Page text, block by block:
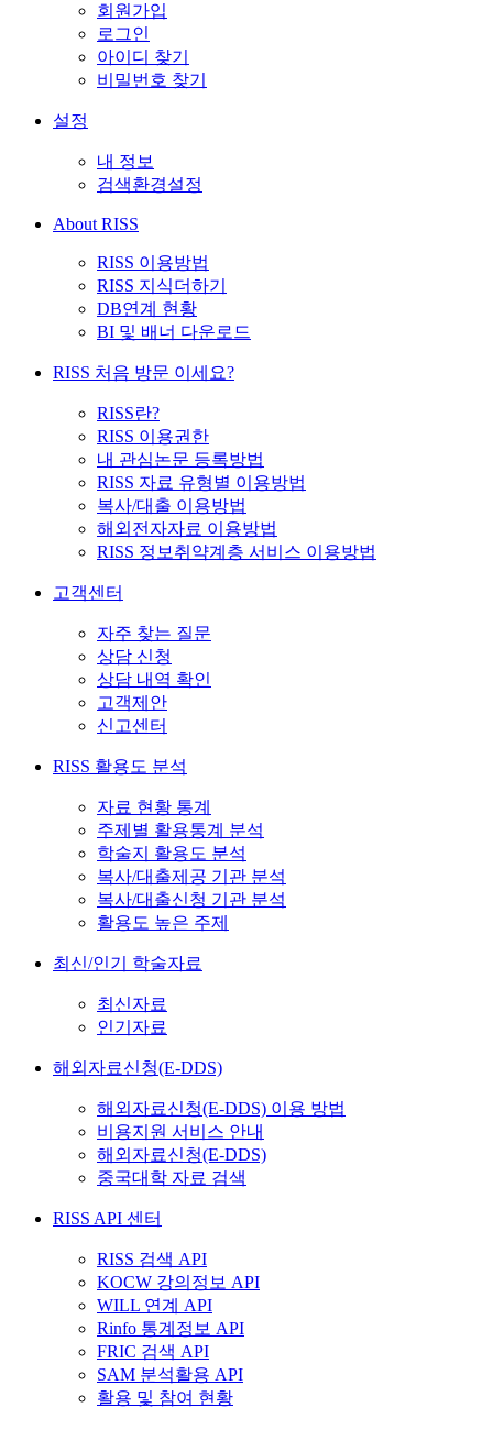
회원가입
로그인
아이디 찾기
비밀번호 찾기
설정
내 정보
검색환경설정
About RISS
RISS 이용방법
RISS 지식더하기
DB연계 현황
BI 및 배너 다운로드
RISS 처음 방문 이세요?
RISS란?
RISS 이용권한
내 관심논문 등록방법
RISS 자료 유형별 이용방법
복사/대출 이용방법
해외전자자료 이용방법
RISS 정보취약계층 서비스 이용방법
고객센터
자주 찾는 질문
상담 신청
상담 내역 확인
고객제안
신고센터
RISS 활용도 분석
자료 현황 통계
주제별 활용통계 분석
학술지 활용도 분석
복사/대출제공 기관 분석
복사/대출신청 기관 분석
활용도 높은 주제
최신/인기 학술자료
최신자료
인기자료
해외자료신청(E-DDS)
해외자료신청(E-DDS) 이용 방법
비용지원 서비스 안내
해외자료신청(E-DDS)
중국대학 자료 검색
RISS API 센터
RISS 검색 API
KOCW 강의정보 API
WILL 연계 API
Rinfo 통계정보 API
FRIC 검색 API
SAM 분석활용 API
활용 및 참여 현황